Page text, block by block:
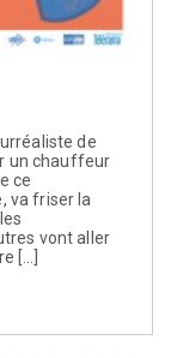
de
un chauffeur
ce
va friser la
vont aller
[…]